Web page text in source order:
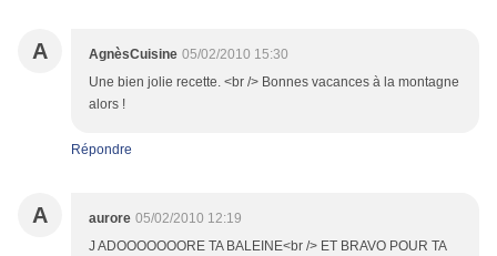
A AgnèsCuisine 05/02/2010 15:30
Une bien jolie recette. <br /> Bonnes vacances à la montagne
alors !
Répondre
A aurore 05/02/2010 12:19
J ADOOOOOOORE TA BALEINE<br /> ET BRAVO POUR TA